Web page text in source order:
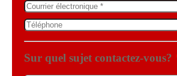
Sur quel sujet contactez-vous?